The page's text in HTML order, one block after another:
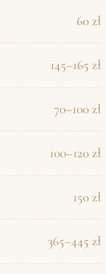
60 zł
145–165 zł
70–100 zł
100–120 zł
150 zł
365–445 zł